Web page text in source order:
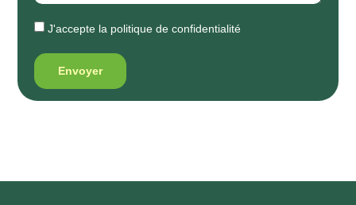
J'accepte la politique de confidentialité
Envoyer